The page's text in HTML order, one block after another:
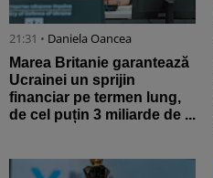
21:31 • Daniela Oancea
Marea Britanie garantează
Ucrainei un sprijin
financiar pe termen lung,
de cel puțin 3 miliarde de ...